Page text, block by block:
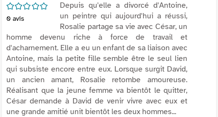
/5
0 avis
Depuis qu'elle a divorcé d'Antoine,
un peintre qui aujourd'hui a réussi,
Rosalie partage sa vie avec César, un
homme devenu riche à force de travail et
d'acharnement. Elle a eu un enfant de sa liaison avec
Antoine, mais la petite fille semble être le seul lien
qui subsiste encore entre eux. Lorsque surgit David,
un ancien amant, Rosalie retombe amoureuse.
Réalisant que la jeune femme va bientôt le quitter,
César demande à David de venir vivre avec eux et
une grande amitié unit bientôt les deux hommes...